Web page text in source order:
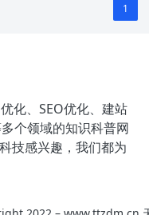
1
化、SEO优化、建站
个领域的知识科普网
技感兴趣，我们都为